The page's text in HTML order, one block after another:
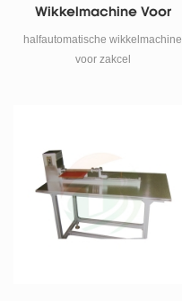
Wikkelmachine Voor
Zakcel
halfautomatische wikkelmachine
voor zakcel